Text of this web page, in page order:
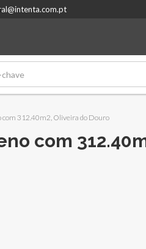
com 312.40m2, Oliveira do Douro
com